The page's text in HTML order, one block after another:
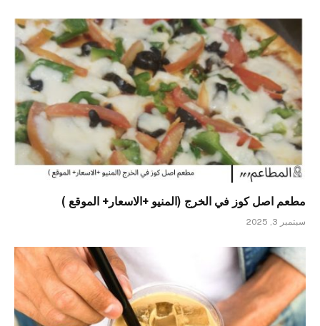
مطعم اصل كوز في الخرج (المنيو +الاسعار+ الموقع )
سبتمبر 3, 2025